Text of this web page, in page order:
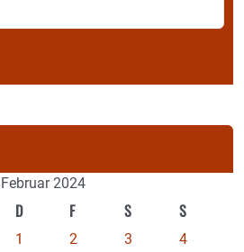
Februar 2024
D F S S
1 2 3
4